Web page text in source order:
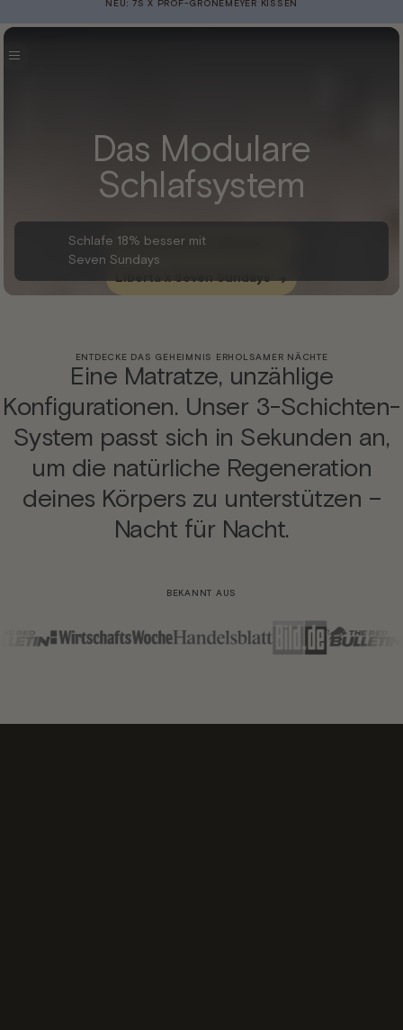
Direkt
zum
NEU: 7S X PROF-GRÖNEMEYER KISSEN
Das Modulare
Schlafsystem
Schlafsystem entdecken
Liberta x Seven Sundays
Schlafe 18% besser mit
Seven Sundays
ENTDECKE DAS GEHEIMNIS ERHOLSAMER NÄCHTE
Eine Matratze, unzählige
Konfigurationen. Unser 3-Schichten-
System passt sich in Sekunden an,
um die natürliche Regeneration
deines Körpers zu unterstützen –
Nacht für Nacht.
BEKANNT AUS